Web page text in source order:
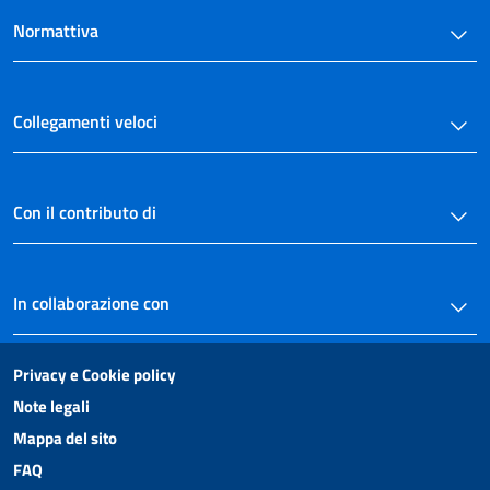
35
REGIME FISCALE
SEMPLIFICAZIONE DELLA DOCUMENTAZIONE AMMINISTRATIVA SEZIONE I
38
39
Normattiva
Collegamenti veloci
Con il contributo di
In collaborazione con
Privacy e Cookie policy
Note legali
Mappa del sito
FAQ